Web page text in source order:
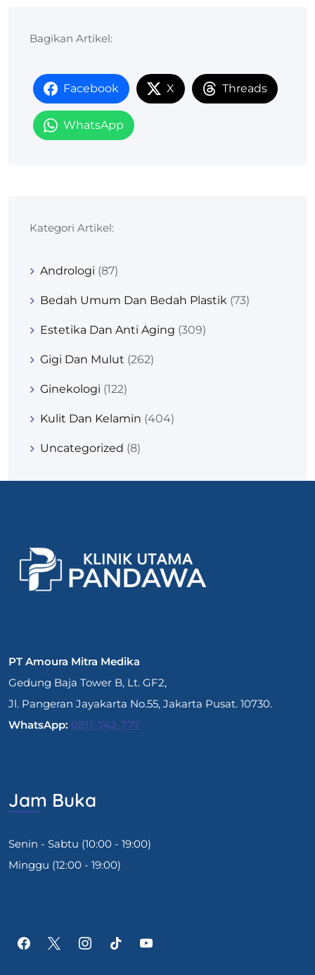
Bagikan Artikel:
Facebook X Threads
WhatsApp
Kategori Artikel:
Andrologi (87)
Bedah Umum Dan Bedah Plastik (73)
Estetika Dan Anti Aging (309)
Gigi Dan Mulut (262)
Ginekologi (122)
Kulit Dan Kelamin (404)
Uncategorized (8)
PT Amoura Mitra Medika
Gedung Baja Tower B, Lt. GF2,
Jl. Pangeran Jayakarta No.55, Jakarta Pusat. 10730.
WhatsApp: 0811-742-777
Jam Buka
Senin - Sabtu (10:00 - 19:00)
Minggu (12:00 - 19:00)